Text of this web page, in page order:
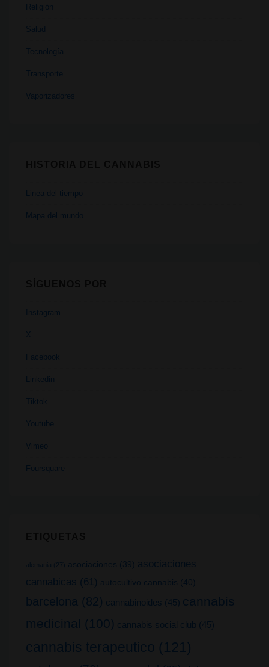
Religión
Salud
Tecnología
Transporte
Vaporizadores
Linea del tiempo
Mapa del mundo
Instagram
X
Facebook
Linkedin
Tiktok
Youtube
Vimeo
Foursquare
alemania (27) asociaciones (39)
asociaciones
cannabicas (61) autocultivo cannabis (40)
barcelona (82) cannabinoides (45) cannabis
medicinal (100) cannabis social club (45)
cannabis terapeutico (121)